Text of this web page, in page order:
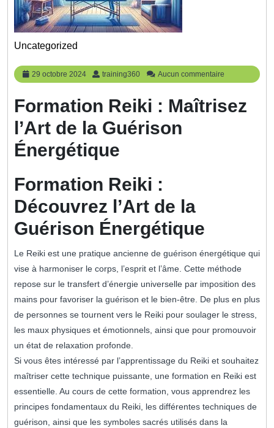
Uncategorized
29 octobre 2024
29
octobre
training360 training360
Aucun commentaire
Formation Reiki : Maîtrisez
l’Art de la Guérison
Énergétique
Formation Reiki :
Découvrez l’Art de la
Guérison Énergétique
Le Reiki est une pratique ancienne de guérison énergétique qui
vise à harmoniser le corps, l’esprit et l’âme. Cette méthode
repose sur le transfert d’énergie universelle par imposition des
mains pour favoriser la guérison et le bien-être. De plus en plus
de personnes se tournent vers le Reiki pour soulager le stress,
les maux physiques et émotionnels, ainsi que pour promouvoir
un état de relaxation profonde.
Si vous êtes intéressé par l’apprentissage du Reiki et souhaitez
maîtriser cette technique puissante, une formation en Reiki est
essentielle. Au cours de cette formation, vous apprendrez les
principes fondamentaux du Reiki, les différentes techniques de
guérison, ainsi que les symboles sacrés utilisés dans la